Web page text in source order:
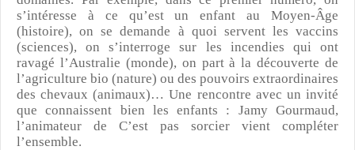
s’intéresse à ce qu’est un enfant au Moyen-Âge
(histoire), on se demande à quoi servent les vaccins
(sciences), on s’interroge sur les incendies qui ont
ravagé l’Australie (monde), on part à la découverte de
l’agriculture bio (nature) ou des pouvoirs extraordinaires
des chevaux (animaux)… Une rencontre avec un invité
que connaissent bien les enfants : Jamy Gourmaud,
l’animateur de C’est pas sorcier vient compléter
l’ensemble.